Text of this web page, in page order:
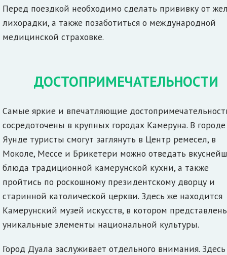
Перед поездкой необходимо сделать прививку от
лихорадки, а также позаботиться о международной
медицинской страховке.
ДОСТОПРИМЕЧАТЕЛЬНОСТИ
Самые яркие и впечатляющие
сосредоточены в крупных городах Камеруна. В городе
Яунде туристы смогут заглянуть в Центр ремесел, в
Моколе, Мессе и Брикетери можно отведать
блюда традиционной камерунской кухни, а также
пройтись по роскошному президентскому дворцу и
старинной католической церкви. Здесь же находится
Камерунский музей искусств, в котором
уникальные элементы национальной культуры.
Город Дуала заслуживает отдельного внимания. Здесь